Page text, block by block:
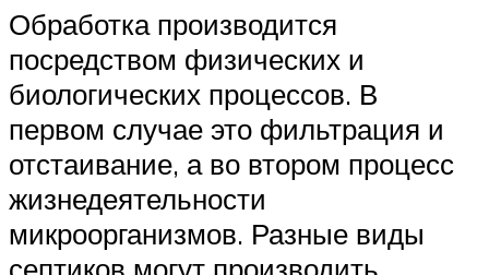
Обработка производится
посредством физических и
биологических процессов. В
первом случае это фильтрация и
отстаивание, а во втором процесс
жизнедеятельности
микроорганизмов. Разные виды